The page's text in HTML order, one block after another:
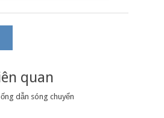
quan
dẫn sóng chuyển